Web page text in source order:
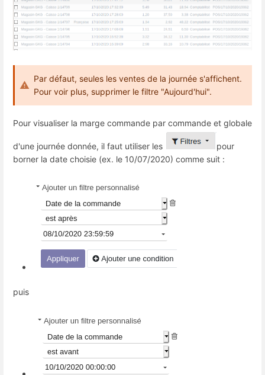
Par défaut, seules les ventes de la journée s'affichent.
Pour voir plus, supprimer le filtre "Aujourd'hui".
Pour visualiser la marge commande par commande et globale
d'une journée donnée, il faut utiliser les
pour
borner la date choisie (ex. le 10/07/2020) comme suit :
puis